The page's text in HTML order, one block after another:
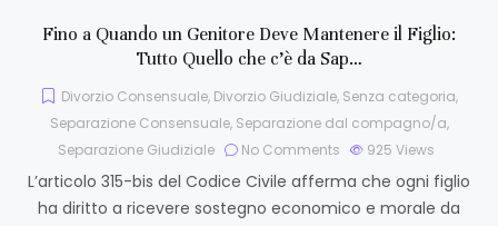
Fino a Quando un Genitore Deve Mantenere il Figlio:
Tutto Quello che c’è da Sap…
Divorzio Consensuale, Divorzio Giudiziale, Senza categoria,
Separazione Consensuale, Separazione dal compagno/a,
Separazione Giudiziale
No Comments 925 Views
L’articolo 315-bis del Codice Civile afferma che ogni figlio
ha diritto a ricevere sostegno economico e morale da